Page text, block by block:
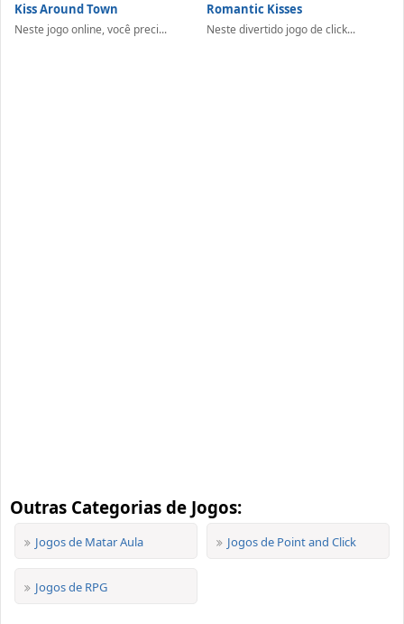
Kiss Around Town
Neste jogo online, você preci...
Romantic Kisses
Neste divertido jogo de click...
Outras Categorias de Jogos:
Jogos de Matar Aula Jogos de Point and Click
Jogos de RPG